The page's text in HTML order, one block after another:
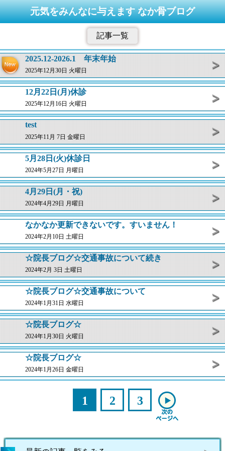
元気をみんなに与えます なか骨ブログ
記事一覧
2025.12-2026.1 年末年始
2025年12月30日 火曜日
12月22日(月)休診
2025年12月16日 火曜日
test
2025年11月 7日 金曜日
5月28日(火)休診日
2024年5月27日 月曜日
4月29日(月・祝)
2024年4月29日 月曜日
なかなか更新できないです。すいません！
2024年2月10日 土曜日
☆院長ブログ☆交通事故について続き
2024年2月 3日 土曜日
☆院長ブログ☆交通事故について
2024年1月31日 水曜日
☆院長ブログ☆
2024年1月30日 火曜日
☆院長ブログ☆
2024年1月26日 金曜日
1 2 3